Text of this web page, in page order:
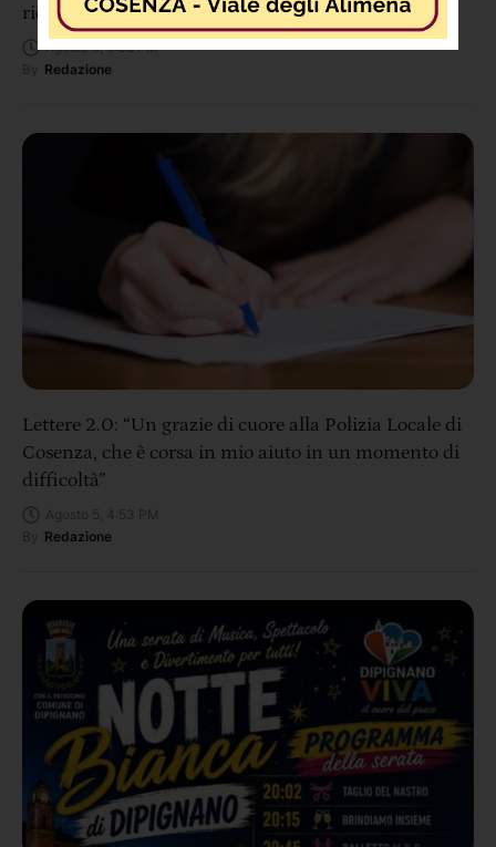
richiesta di un nostro lettore
Agosto 5, 5:38 PM
Redazione
Lettere 2.0: “Un grazie di cuore alla Polizia Locale di
Cosenza, che è corsa in mio aiuto in un momento di
difficoltà”
Redazione